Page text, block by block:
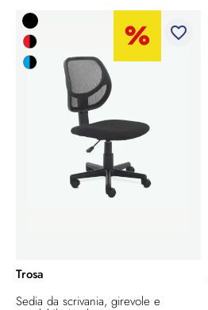
favorite_border
Trosa
Sedia da scrivania, girevole e